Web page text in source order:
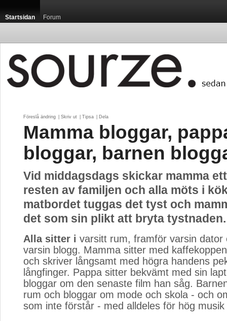
Startsidan Forum
Föreslå ändring Skriv ut Tipsa Dela
Mamma bloggar,
bloggar, barnen
Vid middagsdags skickar mamma
resten av familjen och alla möts i
matbordet tuggas det tyst och
det som sin plikt att bryta tystnaden.
Alla sitter i varsitt rum, framför varsin dator
varsin blogg. Mamma sitter med
och skriver långsamt med högra handens
långfinger. Pappa sitter bekvämt med sin
bloggar om den senaste film han såg.
rum och bloggar om mode och skola - och
som inte förstår - med alldeles för hög